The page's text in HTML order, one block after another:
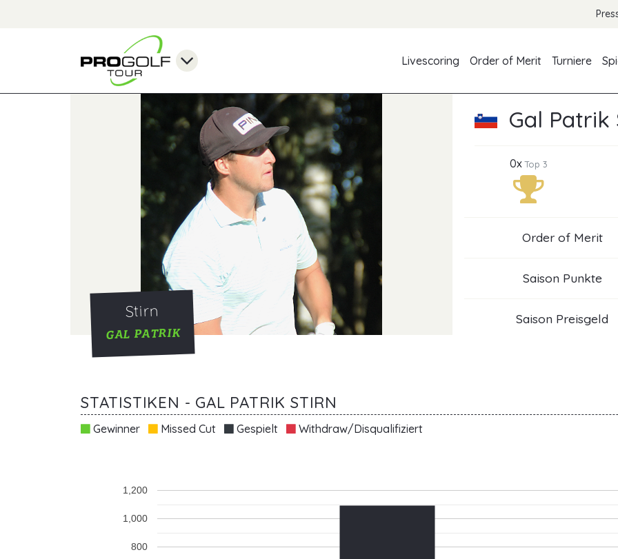
Livescoring Order of Merit Turniere
Stirn
GAL PATRIK
Gal Patrik
0xTop 3
Order of Merit
Saison Punkte
Saison Preisgeld
STATISTIKEN - GAL PATRIK STIRN
Gewinner Missed Cut Gespielt Withdraw/Disqualifiziert
800
1,000
1,200